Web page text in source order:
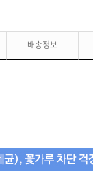
배송정보